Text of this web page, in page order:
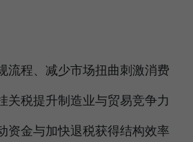
流程、减少市场扭曲刺激消费
关税提升制造业与贸易竞争力
资金与加快退税获得结构效率